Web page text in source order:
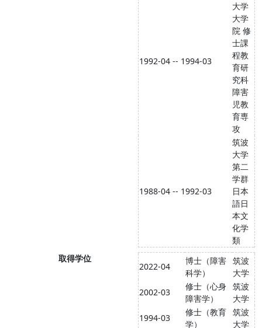
1992-04 -- 1994-03
大学
大学
院 修
士課
程教
育研
究科
障害
児教
育専
攻
1988-04 -- 1992-03
筑波
大学
第二
学群
日本
語日
本文
化学
類
取得学位
2022-04
博士（障害
科学）
筑波
大学
2002-03
修士（心身
障害学）
筑波
大学
1994-03
修士（教育
学）
筑波
大学